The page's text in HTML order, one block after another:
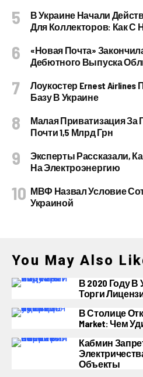
В Украине Начали
Для Коллекторов: Как С
«Новая Почта»
Дебютного Выпуска
Лоукостер Ernest
Базу В Украине
Малая Приватизация За
Почти 1,5 Млрд Грн
Эксперты Рассказали,
На Электроэнергию
МВФ Назвал Условие
Украиной
You May Also
В 2020 Году В
Торги
В Столице
Market: Чем
Кабмин
Объекты